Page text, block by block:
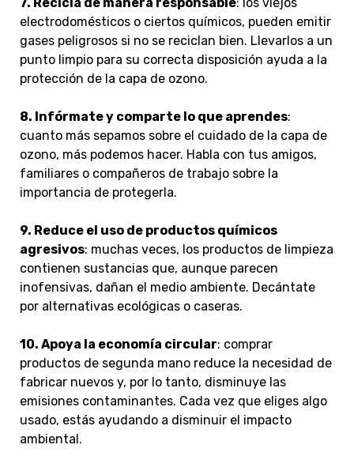
electrodomésticos o ciertos químicos, pueden emitir
gases peligrosos si no se reciclan bien. Llevarlos a un
punto limpio para su correcta disposición ayuda a la
protección de la capa de ozono.
8. Infórmate y comparte lo que aprendes:
cuanto más sepamos sobre el cuidado de la capa de
ozono, más podemos hacer. Habla con tus amigos,
familiares o compañeros de trabajo sobre la
importancia de protegerla.
9. Reduce el uso de productos químicos
agresivos: muchas veces, los productos de limpieza
contienen sustancias que, aunque parecen
inofensivas, dañan el medio ambiente. Decántate
por alternativas ecológicas o caseras.
10. Apoya la economía circular: comprar
productos de segunda mano reduce la necesidad de
fabricar nuevos y, por lo tanto, disminuye las
emisiones contaminantes. Cada vez que eliges algo
usado, estás ayudando a disminuir el impacto
ambiental.